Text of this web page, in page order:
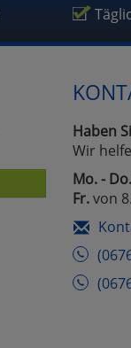
Haben
Wir
Mo. - Do.
Fr.von